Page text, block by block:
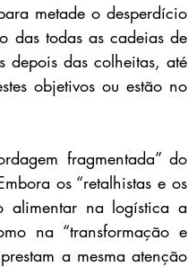
metade o desperdício
das todas as cadeias de
depois das colheitas, até
objetivos ou estão no
fragmentada” do
os “retalhistas e os
alimentar na logística a
na “transformação e
a mesma atenção